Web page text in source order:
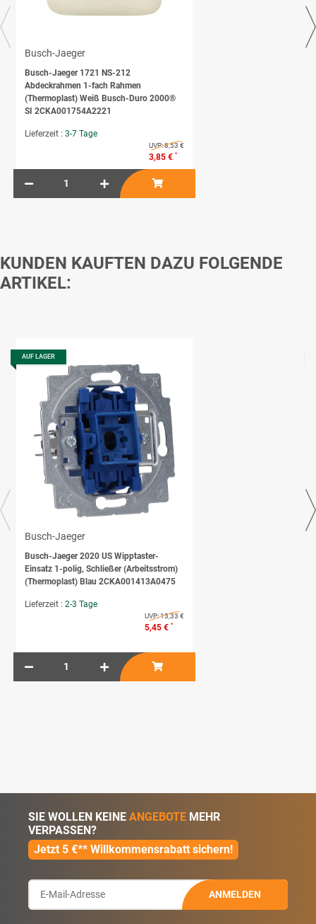
Busch-Jaeger
Busch-Jaeger 1721 NS-212
Abdeckrahmen 1-fach Rahmen
(Thermoplast) Weiß Busch-Duro 2000®
SI 2CKA001754A2221
Lieferzeit : 3-7 Tage
UVP:8,53 €
3,85 € *
KUNDEN KAUFTEN DAZU FOLGENDE
ARTIKEL:
AUF LAGER
Busch-Jaeger
Busch-Jaeger 2020 US Wipptaster-
Einsatz 1-polig, Schließer (Arbeitsstrom)
(Thermoplast) Blau 2CKA001413A0475
Lieferzeit : 2-3 Tage
UVP:13,33 €
5,45 € *
SIE WOLLEN KEINE ANGEBOTE MEHR
VERPASSEN?
Jetzt 5 €** Willkommensrabatt sichern!
ANMELDEN